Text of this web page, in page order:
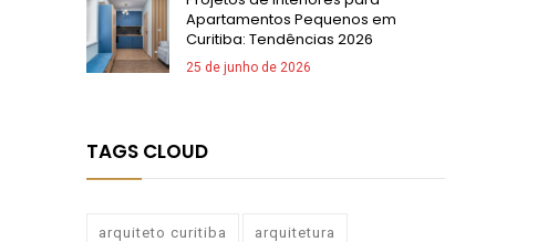
Apartamentos Pequenos em
Curitiba: Tendências 2026
25 de junho de 2026
TAGS CLOUD
arquiteto curitiba arquitetura